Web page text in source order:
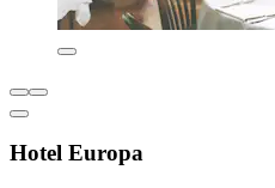
Hotel Europa